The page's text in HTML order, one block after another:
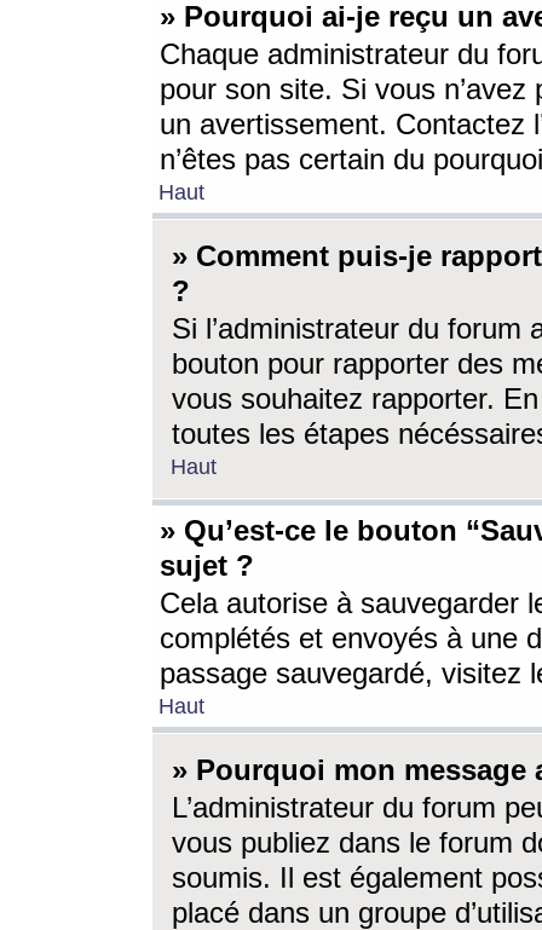
» Pourquoi ai-je reçu un
Chaque administrateur du
pour son site. Si vous
un avertissement. Contactez
n’êtes pas certain du
Haut
» Comment puis-je
?
Si l’administrateur du forum
bouton pour rapporter des
vous souhaitez rapporter.
toutes les étapes
Haut
» Qu’est-ce le bouton
sujet ?
Cela autorise à sauvegarder
complétés et envoyés à une
passage sauvegardé, visitez
Haut
» Pourquoi mon message
L’administrateur du forum
vous publiez dans le forum
soumis. Il est également
placé dans un groupe